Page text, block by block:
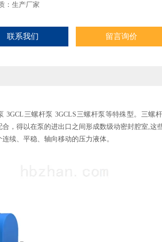
：生产厂家
联系我们 留言询价
3GCL三螺杆泵 3GCLS三螺杆泵等特殊型。三螺
，得以在泵的进出口之间形成数级动密封腔室,这
续、平稳、轴向移动的压力液体。